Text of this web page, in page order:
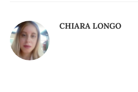
CHIARA LONGO